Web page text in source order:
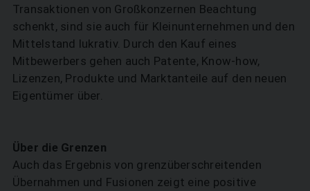
Transaktionen von Großkonzernen Beachtung
schenkt, sind sie auch für Kleinunternehmen und den
Mittelstand lukrativ. Durch den Kauf eines
Mitbewerbers gehen auch Patente, Know-how,
Lizenzen, Produkte und Marktanteile auf den neuen
Eigentümer über.
Über die Grenzen
Auch das Ergebnis von grenzüberschreitenden
Übernahmen und Fusionen zeigt eine positive